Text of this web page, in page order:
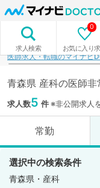
求人検索 お気に入り
0
医師求人・転職のマイナビ
青森県 産科の医師
求人数5 件※非公開求人
常勤
選択中の検索条件
青森県・産科